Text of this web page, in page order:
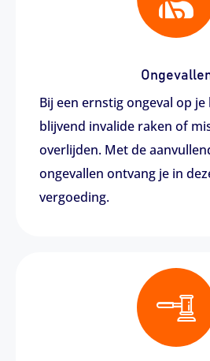
Bij een ernstig ongeval op
blijvend invalide raken of
overlijden. Met de
ongevallen ontvang je in
vergoeding.